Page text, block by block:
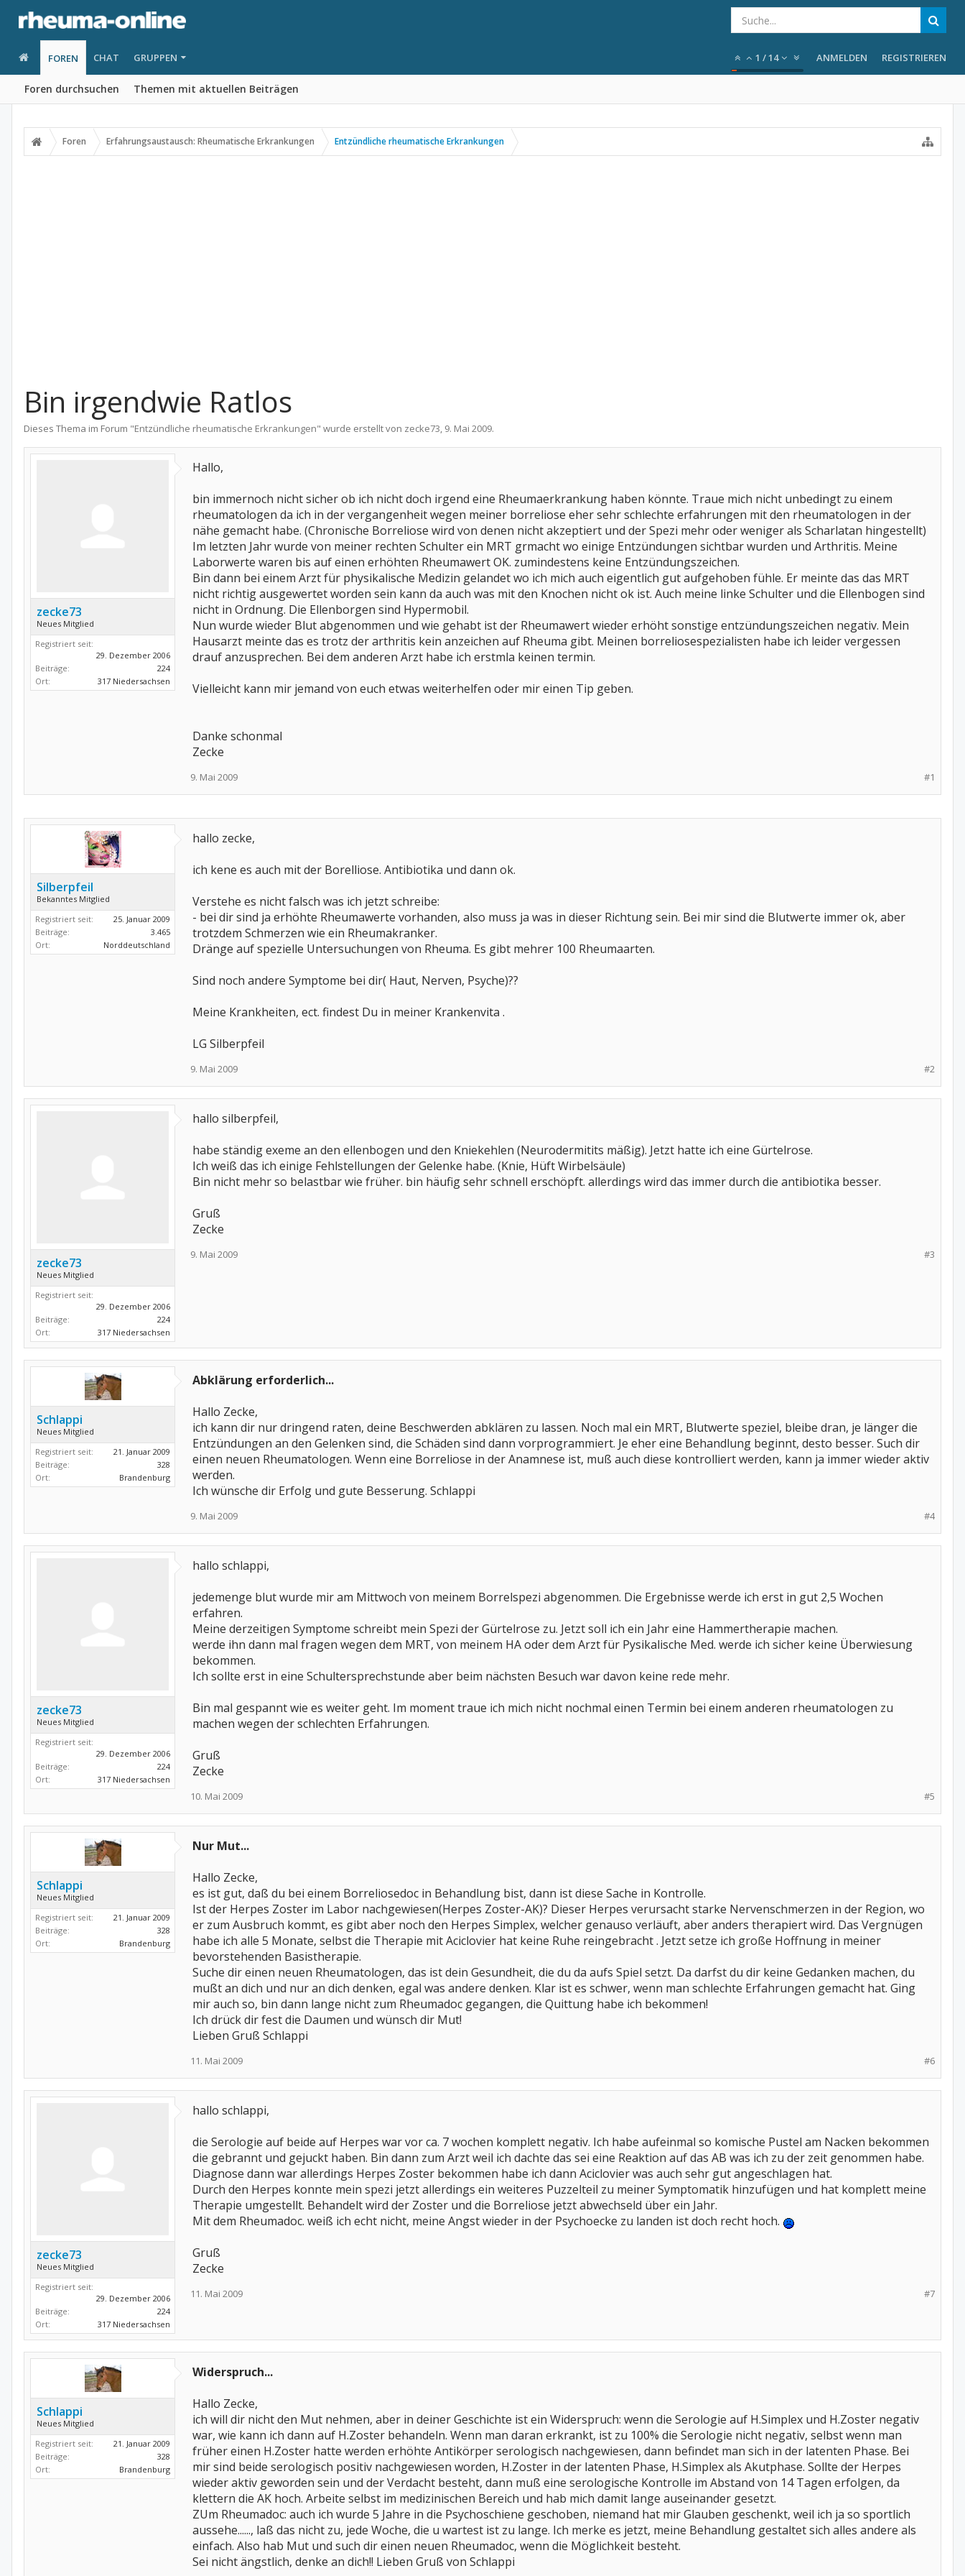
FOREN
Foren durchsuchen Themen mit aktuellen Beiträgen
CHAT GRUPPEN 1 /14 ANMELDEN REGISTRIEREN
Foren Erfahrungsaustausch: Rheumatische Erkrankungen Entzündliche rheumatische Erkrankungen
Bin irgendwie Ratlos
Dieses Thema im Forum "Entzündliche rheumatische Erkrankungen" wurde erstellt von zecke73, 9. Mai 2009.
zecke73
Neues Mitglied
Registriert seit:
29. Dezember 2006
Beiträge:
224
Ort:
317 Niedersachsen
Hallo,
bin immernoch nicht sicher ob ich nicht doch irgend eine Rheumaerkrankung haben könnte. Traue mich nicht unbedingt zu einem
rheumatologen da ich in der vergangenheit wegen meiner borreliose eher sehr schlechte erfahrungen mit den rheumatologen in der
nähe gemacht habe. (Chronische Borreliose wird von denen nicht akzeptiert und der Spezi mehr oder weniger als Scharlatan hingestellt)
Im letzten Jahr wurde von meiner rechten Schulter ein MRT grmacht wo einige Entzündungen sichtbar wurden und Arthritis. Meine
Laborwerte waren bis auf einen erhöhten Rheumawert OK. zumindestens keine Entzündungszeichen.
Bin dann bei einem Arzt für physikalische Medizin gelandet wo ich mich auch eigentlich gut aufgehoben fühle. Er meinte das das MRT
nicht richtig ausgewertet worden sein kann da auch was mit den Knochen nicht ok ist. Auch meine linke Schulter und die Ellenbogen sind
nicht in Ordnung. Die Ellenborgen sind Hypermobil.
Nun wurde wieder Blut abgenommen und wie gehabt ist der Rheumawert wieder erhöht sonstige entzündungszeichen negativ. Mein
Hausarzt meinte das es trotz der arthritis kein anzeichen auf Rheuma gibt. Meinen borreliosespezialisten habe ich leider vergessen
drauf anzusprechen. Bei dem anderen Arzt habe ich erstmla keinen termin.
Vielleicht kann mir jemand von euch etwas weiterhelfen oder mir einen Tip geben.
Danke schonmal
Zecke
#1
9. Mai 2009
Silberpfeil
Bekanntes Mitglied
Registriert seit:
25. Januar 2009
Beiträge:
3.465
Ort:
Norddeutschland
hallo zecke,
ich kene es auch mit der Borelliose. Antibiotika und dann ok.
Verstehe es nicht falsch was ich jetzt schreibe:
- bei dir sind ja erhöhte Rheumawerte vorhanden, also muss ja was in dieser Richtung sein. Bei mir sind die Blutwerte immer ok, aber
trotzdem Schmerzen wie ein Rheumakranker.
Dränge auf spezielle Untersuchungen von Rheuma. Es gibt mehrer 100 Rheumaarten.
Sind noch andere Symptome bei dir( Haut, Nerven, Psyche)??
Meine Krankheiten, ect. findest Du in meiner Krankenvita .
LG Silberpfeil
#2
9. Mai 2009
zecke73
Neues Mitglied
Registriert seit:
29. Dezember 2006
Beiträge:
224
Ort:
317 Niedersachsen
hallo silberpfeil,
habe ständig exeme an den ellenbogen und den Kniekehlen (Neurodermitits mäßig). Jetzt hatte ich eine Gürtelrose.
Ich weiß das ich einige Fehlstellungen der Gelenke habe. (Knie, Hüft Wirbelsäule)
Bin nicht mehr so belastbar wie früher. bin häufig sehr schnell erschöpft. allerdings wird das immer durch die antibiotika besser.
Gruß
Zecke
#3
9. Mai 2009
Schlappi
Neues Mitglied
Registriert seit:
21. Januar 2009
Beiträge:
328
Ort:
Brandenburg
Abklärung erforderlich...
Hallo Zecke,
ich kann dir nur dringend raten, deine Beschwerden abklären zu lassen. Noch mal ein MRT, Blutwerte speziel, bleibe dran, je länger die
Entzündungen an den Gelenken sind, die Schäden sind dann vorprogrammiert. Je eher eine Behandlung beginnt, desto besser. Such dir
einen neuen Rheumatologen. Wenn eine Borreliose in der Anamnese ist, muß auch diese kontrolliert werden, kann ja immer wieder aktiv
werden.
Ich wünsche dir Erfolg und gute Besserung. Schlappi
#4
9. Mai 2009
zecke73
Neues Mitglied
Registriert seit:
29. Dezember 2006
Beiträge:
224
Ort:
317 Niedersachsen
hallo schlappi,
jedemenge blut wurde mir am Mittwoch von meinem Borrelspezi abgenommen. Die Ergebnisse werde ich erst in gut 2,5 Wochen
erfahren.
Meine derzeitigen Symptome schreibt mein Spezi der Gürtelrose zu. Jetzt soll ich ein Jahr eine Hammertherapie machen.
werde ihn dann mal fragen wegen dem MRT, von meinem HA oder dem Arzt für Pysikalische Med. werde ich sicher keine Überwiesung
bekommen.
Ich sollte erst in eine Schultersprechstunde aber beim nächsten Besuch war davon keine rede mehr.
Bin mal gespannt wie es weiter geht. Im moment traue ich mich nicht nochmal einen Termin bei einem anderen rheumatologen zu
machen wegen der schlechten Erfahrungen.
Gruß
Zecke
#5
10. Mai 2009
Schlappi
Neues Mitglied
Registriert seit:
21. Januar 2009
Beiträge:
328
Ort:
Brandenburg
Nur Mut...
Hallo Zecke,
es ist gut, daß du bei einem Borreliosedoc in Behandlung bist, dann ist diese Sache in Kontrolle.
Ist der Herpes Zoster im Labor nachgewiesen(Herpes Zoster-AK)? Dieser Herpes verursacht starke Nervenschmerzen in der Region, wo
er zum Ausbruch kommt, es gibt aber noch den Herpes Simplex, welcher genauso verläuft, aber anders therapiert wird. Das Vergnügen
habe ich alle 5 Monate, selbst die Therapie mit Aciclovier hat keine Ruhe reingebracht . Jetzt setze ich große Hoffnung in meiner
bevorstehenden Basistherapie.
Suche dir einen neuen Rheumatologen, das ist dein Gesundheit, die du da aufs Spiel setzt. Da darfst du dir keine Gedanken machen, du
mußt an dich und nur an dich denken, egal was andere denken. Klar ist es schwer, wenn man schlechte Erfahrungen gemacht hat. Ging
mir auch so, bin dann lange nicht zum Rheumadoc gegangen, die Quittung habe ich bekommen!
Ich drück dir fest die Daumen und wünsch dir Mut!
Lieben Gruß Schlappi
#6
11. Mai 2009
zecke73
Neues Mitglied
Registriert seit:
29. Dezember 2006
Beiträge:
224
Ort:
317 Niedersachsen
hallo schlappi,
die Serologie auf beide auf Herpes war vor ca. 7 wochen komplett negativ. Ich habe aufeinmal so komische Pustel am Nacken bekommen
die gebrannt und gejuckt haben. Bin dann zum Arzt weil ich dachte das sei eine Reaktion auf das AB was ich zu der zeit genommen habe.
Diagnose dann war allerdings Herpes Zoster bekommen habe ich dann Aciclovier was auch sehr gut angeschlagen hat.
Durch den Herpes konnte mein spezi jetzt allerdings ein weiteres Puzzelteil zu meiner Symptomatik hinzufügen und hat komplett meine
Therapie umgestellt. Behandelt wird der Zoster und die Borreliose jetzt abwechseld über ein Jahr.
Mit dem Rheumadoc. weiß ich echt nicht, meine Angst wieder in der Psychoecke zu landen ist doch recht hoch.
Gruß
Zecke
#7
11. Mai 2009
Schlappi
Neues Mitglied
Registriert seit:
21. Januar 2009
Beiträge:
328
Ort:
Brandenburg
Widerspruch...
Hallo Zecke,
ich will dir nicht den Mut nehmen, aber in deiner Geschichte ist ein Widerspruch: wenn die Serologie auf H.Simplex und H.Zoster negativ
war, wie kann ich dann auf H.Zoster behandeln. Wenn man daran erkrankt, ist zu 100% die Serologie nicht negativ, selbst wenn man
früher einen H.Zoster hatte werden erhöhte Antikörper serologisch nachgewiesen, dann befindet man sich in der latenten Phase. Bei
mir sind beide serologisch positiv nachgewiesen worden, H.Zoster in der latenten Phase, H.Simplex als Akutphase. Sollte der Herpes
wieder aktiv geworden sein und der Verdacht besteht, dann muß eine serologische Kontrolle im Abstand von 14 Tagen erfolgen, da
klettern die AK hoch. Arbeite selbst im medizinischen Bereich und hab mich damit lange auseinander gesetzt.
ZUm Rheumadoc: auch ich wurde 5 Jahre in die Psychoschiene geschoben, niemand hat mir Glauben geschenkt, weil ich ja so sportlich
aussehe......, laß das nicht zu, jede Woche, die u wartest ist zu lange. Ich merke es jetzt, meine Behandlung gestaltet sich alles andere als
einfach. Also hab Mut und such dir einen neuen Rheumadoc, wenn die Möglichkeit besteht.
Sei nicht ängstlich, denke an dich!! Lieben Gruß von Schlappi